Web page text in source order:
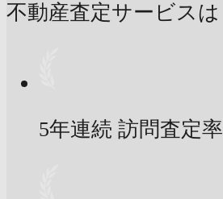
不動産査定サービスは
5年連続 訪問査定率